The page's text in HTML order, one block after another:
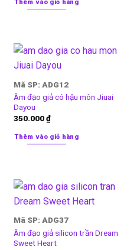
Thêm vào giỏ hàng
Mã SP: ADG12
Âm đạo giả có hậu môn Jiuai
Dayou
350.000₫
Thêm vào giỏ hàng
Mã SP: ADG37
Âm đạo giả silicon trần Dream
Sweet Heart